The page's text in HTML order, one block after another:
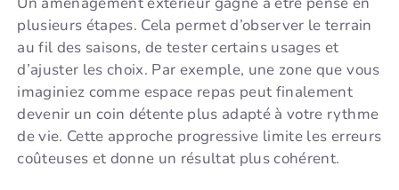
plusieurs étapes. Cela permet d’observer le terrain
au fil des saisons, de tester certains usages et
d’ajuster les choix. Par exemple, une zone que vous
imaginiez comme espace repas peut finalement
devenir un coin détente plus adapté à votre rythme
de vie. Cette approche progressive limite les erreurs
coûteuses et donne un résultat plus cohérent.